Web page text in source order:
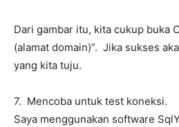
Dari gambar itu, kita cukup buka
(alamat domain)”. Jika sukses
yang kita tuju.
7. Mencoba untuk test koneksi.
Saya menggunakan software